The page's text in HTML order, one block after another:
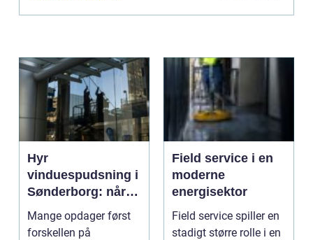
Hyr
vinduespudsning i
Sønderborg: når
det skal være nemt
Mange opdager først
forskellen på
Field service i en
moderne
energisektor
Field service spiller en
stadigt større rolle i en